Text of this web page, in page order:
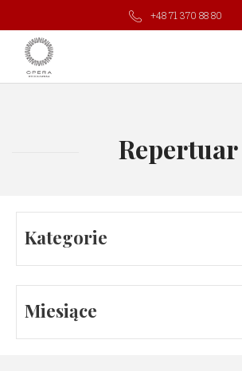
+48 71 370 88 80
Repertuar
Kategorie
Miesiące